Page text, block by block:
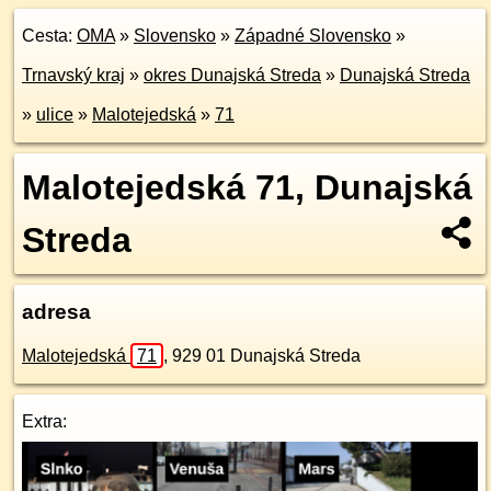
Cesta: OMA» Slovensko » Západné Slovensko »
Trnavský kraj » okres Dunajská Streda » Dunajská Streda
» ulice » Malotejedská » 71
Malotejedská 71, Dunajská
Streda
adresa
Malotejedská 71 , 929 01 Dunajská Streda
Extra: